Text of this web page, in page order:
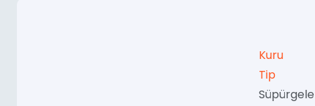
Kuru
Tip